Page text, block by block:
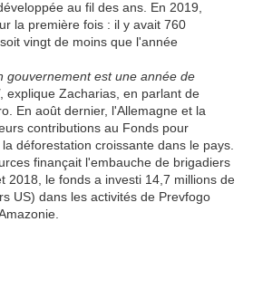
au fil des ans. En 2019,
la première fois : il y avait 760
vingt de moins que l'année
gouvernement est une année de
, explique Zacharias, en parlant de
En août dernier, l'Allemagne et la
contributions au Fonds pour
déforestation croissante dans le pays.
finançait l'embauche de brigadiers
2018, le fonds a investi 14,7 millions de
US) dans les activités de Prevfogo